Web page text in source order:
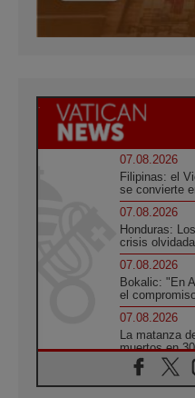
07.08.2026
Filipinas: el
se convierte
07.08.2026
Honduras:
crisis olvidada
07.08.2026
Bokalic: "En
el
07.08.2026
La matanza
muertos en
07.08.2026
Tagle: La